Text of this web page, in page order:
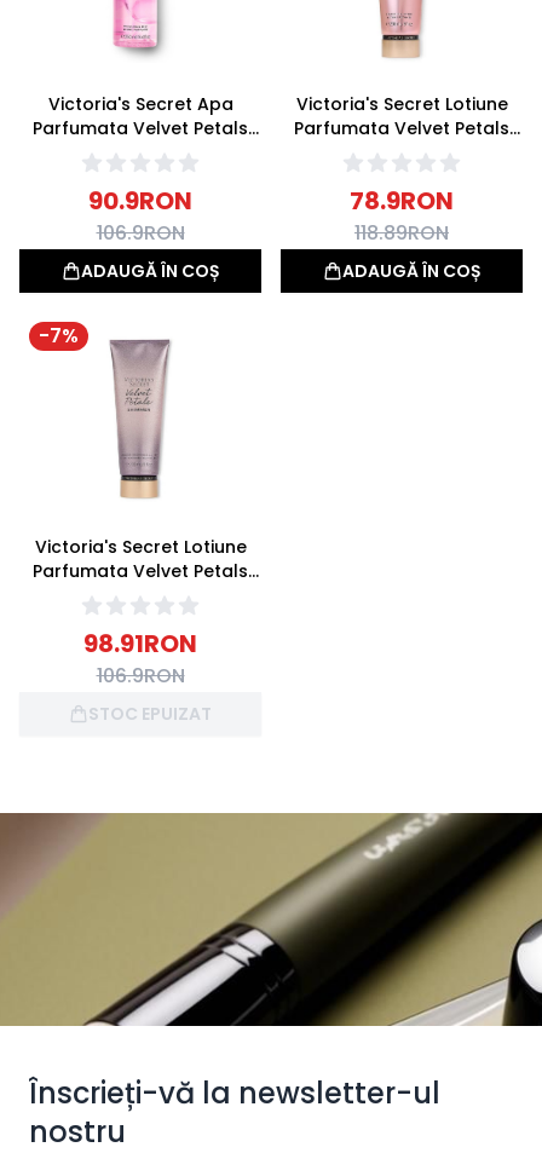
Victoria's Secret Apa
Parfumata Velvet Petals
250ml
90.9RON
106.9RON
ADAUGĂ ÎN COȘ
Victoria's Secret Lotiune
Parfumata Velvet Petals
236ml
78.9RON
118.89RON
ADAUGĂ ÎN COȘ
-7%
Victoria's Secret Lotiune
Parfumata Velvet Petals
Shimmer 236ml
98.91RON
106.9RON
STOC EPUIZAT
Înscrieți-vă la newsletter-ul
nostru